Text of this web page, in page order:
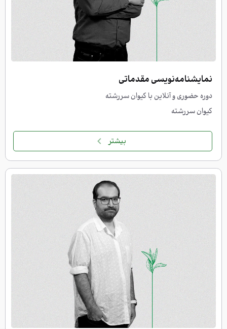
نمایشنامه‌نویسی مقدماتی
دوره حضوری و آنلاین با کیوان سررشته
کیوان سررشته
بیشتر